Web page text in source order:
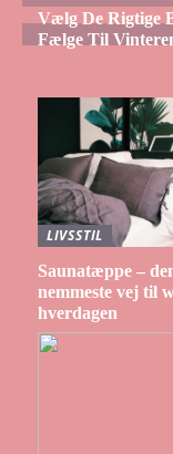
Vælg De Rigtige
Fælge Til
LIVSSTIL
Saunatæppe –
nemmeste vej til
hverdagen